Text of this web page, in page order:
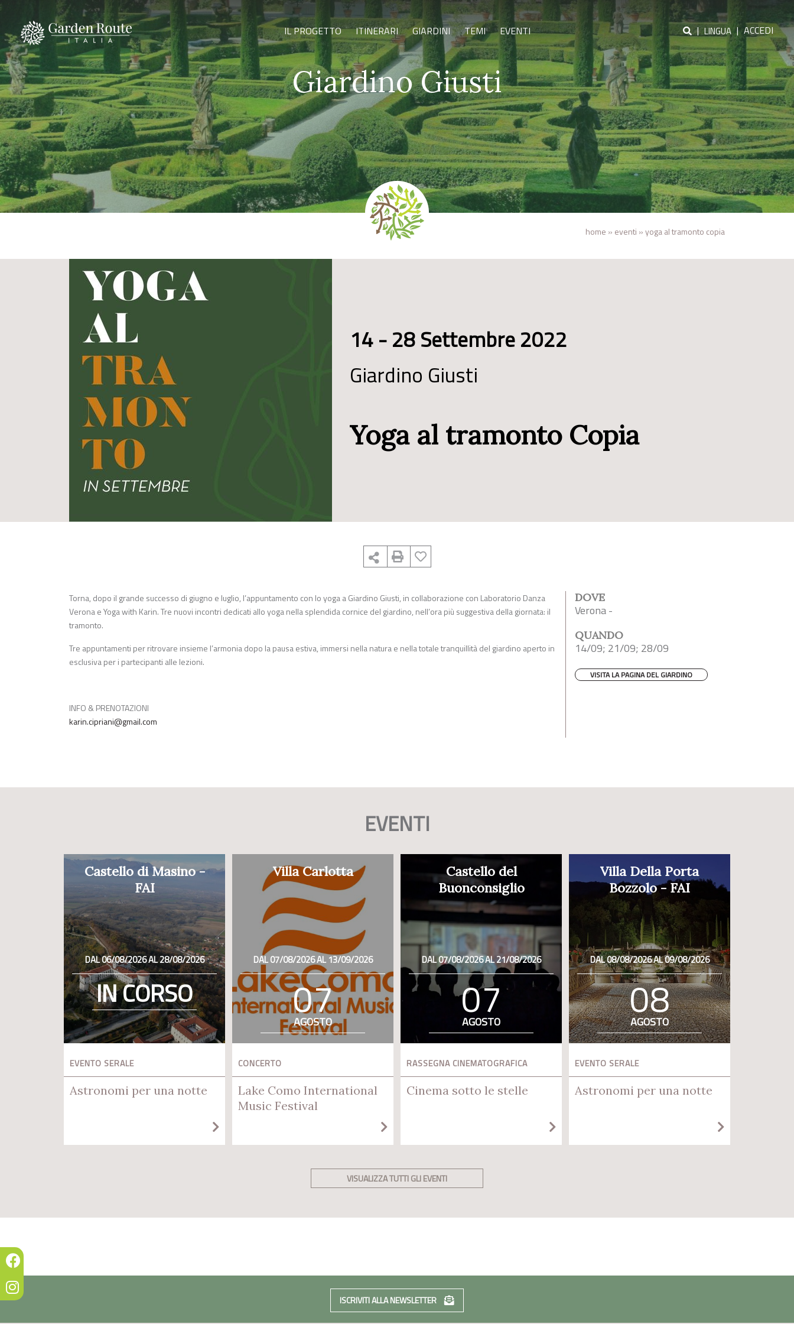
IL PROGETTO ITINERARI GIARDINI TEMI EVENTI | LINGUA | ACCEDI
Giardino Giusti
home » eventi »yoga al tramonto copia
14 - 28 Settembre 2022
Giardino Giusti
Yoga al tramonto Copia
Torna, dopo il grande successo di giugno e luglio, l’appuntamento con lo yoga a Giardino Giusti, in collaborazione con Laboratorio Danza
Verona e Yoga with Karin. Tre nuovi incontri dedicati allo yoga nella splendida cornice del giardino, nell’ora più suggestiva della giornata: il
tramonto.
Tre appuntamenti per ritrovare insieme l’armonia dopo la pausa estiva, immersi nella natura e nella totale tranquillità del giardino aperto in
esclusiva per i partecipanti alle lezioni.
INFO & PRENOTAZIONI
karin.cipriani@gmail.com
DOVE
Verona -
QUANDO
14/09; 21/09; 28/09
VISITA LA PAGINA DEL GIARDINO
EVENTI
Castello di Masino -
FAI
DAL 06/08/2026 AL 28/08/2026
IN CORSO
EVENTO SERALE
Astronomi per una notte
Villa Carlotta
DAL 07/08/2026 AL 13/09/2026
07
AGOSTO
CONCERTO
Lake Como International
Music Festival
Castello del
Buonconsiglio
DAL 07/08/2026 AL 21/08/2026
07
AGOSTO
RASSEGNA CINEMATOGRAFICA
Cinema sotto le stelle
Villa Della Porta
Bozzolo - FAI
DAL 08/08/2026 AL 09/08/2026
08
AGOSTO
EVENTO SERALE
Astronomi per una notte
VISUALIZZA TUTTI GLI EVENTI
ISCRIVITI ALLA NEWSLETTER